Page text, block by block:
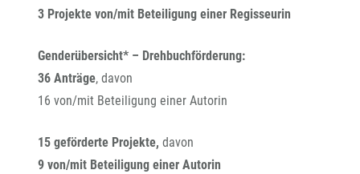
3 Projekte von/mit Beteiligung einer Regisseurin
Genderübersicht* – Drehbuchförderung:
36 Anträge, davon
16 von/mit Beteiligung einer Autorin
15 geförderte Projekte, davon
9 von/mit Beteiligung einer Autorin